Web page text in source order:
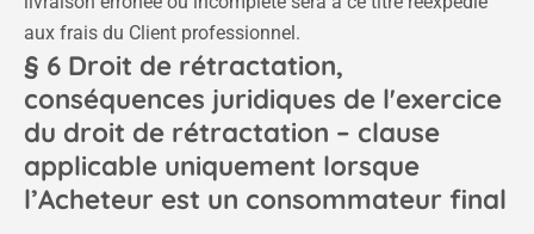
aux frais du Client professionnel.
§ 6 Droit de rétractation,
conséquences juridiques de l'exercice
du droit de rétractation – clause
applicable uniquement lorsque
l’Acheteur est un consommateur final